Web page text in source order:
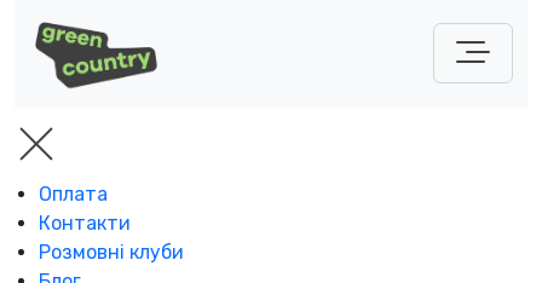
Оплата
Контакти
Розмовні клуби